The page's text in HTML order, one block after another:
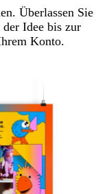
Überlassen Sie
der Idee bis zur
Konto.